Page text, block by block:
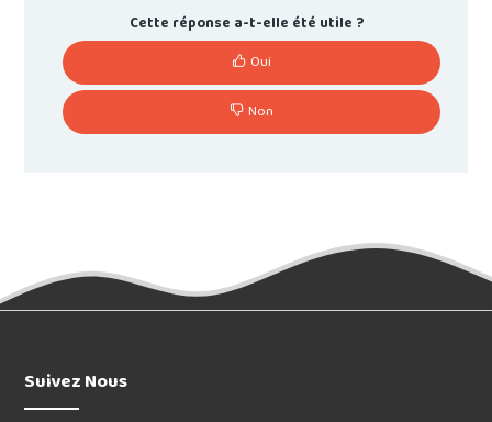
Cette réponse a-t-elle été utile ?
Oui
Non
Suivez Nous